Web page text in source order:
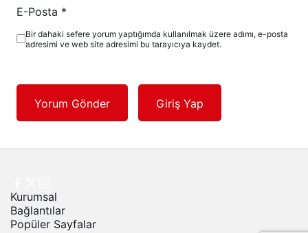
E-Posta *
Bir dahaki sefere yorum yaptığımda kullanılmak üzere adımı, e-posta
adresimi ve web site adresimi bu tarayıcıya kaydet.
Yorum Gönder Giriş Yap
Kurumsal
Bağlantılar
Popüler Sayfalar